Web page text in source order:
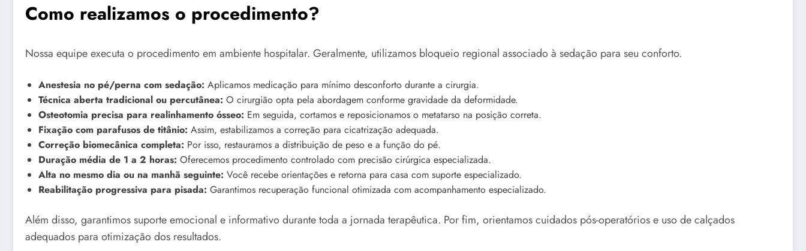
Como realizamos o procedimento?
Nossa equipe executa o procedimento em ambiente hospitalar. Geralmente, utilizamos bloqueio regional associado à sedação para seu conforto.
Anestesia no pé/perna com sedação: Aplicamos medicação para mínimo desconforto durante a cirurgia.
Técnica aberta tradicional ou percutânea: O cirurgião opta pela abordagem conforme gravidade da deformidade.
Osteotomia precisa para realinhamento ósseo: Em seguida, cortamos e reposicionamos o metatarso na posição correta.
Fixação com parafusos de titânio: Assim, estabilizamos a correção para cicatrização adequada.
Correção biomecânica completa: Por isso, restauramos a distribuição de peso e a função do pé.
Duração média de 1 a 2 horas: Oferecemos procedimento controlado com precisão cirúrgica especializada.
Alta no mesmo dia ou na manhã seguinte: Você recebe orientações e retorna para casa com suporte especializado.
Reabilitação progressiva para pisada: Garantimos recuperação funcional otimizada com acompanhamento especializado.
Além disso, garantimos suporte emocional e informativo durante toda a jornada terapêutica. Por fim, orientamos cuidados pós-operatórios e uso de calçados
adequados para otimização dos resultados.